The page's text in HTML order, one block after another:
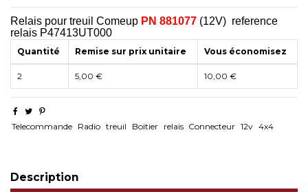
Relais pour treuil Comeup PN 881077 (12V) reference
relais P47413UT000
Quantité Remise sur prix unitaire Vous économisez
2 5,00 € 10,00 €
Telecommande Radio treuil Boitier relais Connecteur 12v 4x4
Description